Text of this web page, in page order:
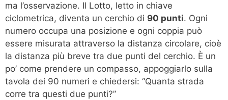
ma l’osservazione. Il Lotto, letto in chiave
ciclometrica, diventa un cerchio di 90 punti. Ogni
numero occupa una posizione e ogni coppia può
essere misurata attraverso la distanza circolare, cioè
la distanza più breve tra due punti del cerchio. È un
po’ come prendere un compasso, appoggiarlo sulla
tavola dei 90 numeri e chiedersi: “Quanta strada
corre tra questi due punti?”